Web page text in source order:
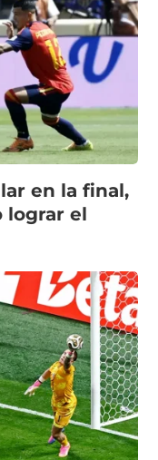
en la final,
lograr el